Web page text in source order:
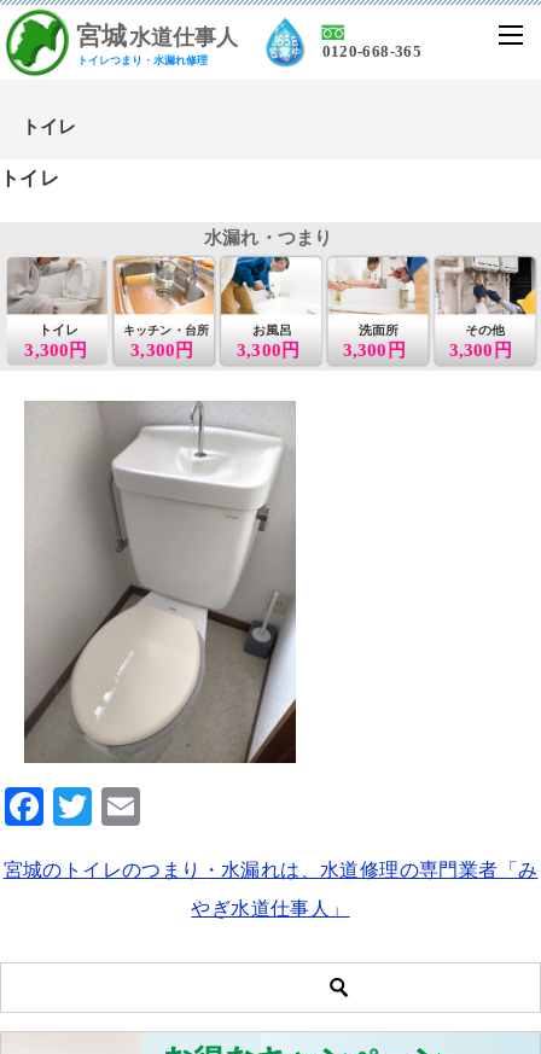
宮城水道仕事人
トイレつまり・水漏れ修理
0120-668-365
トイレ
トイレ
3,300円
トイレ
3,300円
キッチン・台所 お風呂
3,300円
洗面所
3,300円
その他
3,300円
水漏れ・つまり
F
c
b
o
o
T
tt ai
宮城のトイレのつまり・水漏れは、水道修理の専門業者「み
やぎ水道仕事人」